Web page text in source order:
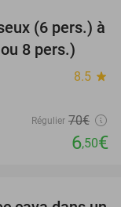
91%
(6 pers.) à
8 pers.)
8.5 star
Régulier 70€
6,50€